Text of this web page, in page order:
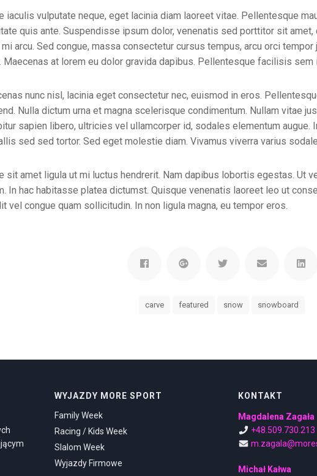
iaculis vulputate neque, eget lacinia diam laoreet vitae. Pellentesque
quis ante. Suspendisse ipsum dolor, venenatis sed porttitor sit
arcu. Sed congue, massa consectetur cursus tempus, arcu orci
Maecenas at lorem eu dolor gravida dapibus. Pellentesque facilisis
nunc nisl, lacinia eget consectetur nec, euismod in eros.
Nulla dictum urna et magna scelerisque condimentum. Nullam vitae
sapien libero, ultricies vel ullamcorper id, sodales elementum augue.
sed sed tortor. Sed eget molestie diam. Vivamus viverra varius
sit amet ligula ut mi luctus hendrerit. Nam dapibus lobortis egestas. Ut
In hac habitasse platea dictumst. Quisque venenatis laoreet leo ut
vel congue quam sollicitudin. In non ligula magna, eu tempor eros.
carve featured snow snowboard
WYJAZDY MORE SPORT
Family Week
Racing / Kids Week
Slalom Week
Wyjazdy Firmowe
KONTAKT
Magdalena Zagała
+48.509.730.213
Michał Kałwa